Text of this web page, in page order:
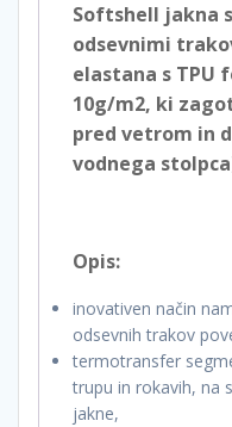
Softshell jakna
odsevnimi
elastana s TPU
10g/m2, ki
pred vetrom in
vodnega
Opis:
inovativen način
odsevnih trakov
termotransfer
trupu in rokavih, na
jakne,